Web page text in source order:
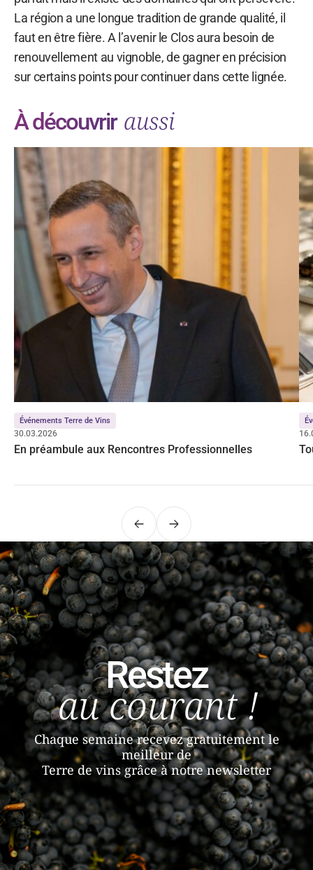
La région a une longue tradition de grande qualité, il
faut en être fière. A l’avenir le Clos aura besoin de
renouvellement au vignoble, de gagner en précision
sur certains points pour continuer dans cette lignée.
À découvrir aussi
Événements Terre de Vins
30.03.2026
En préambule aux Rencontres Professionnelles
PrécédentSuivant
Restez
au courant !
Chaque semaine recevez gratuitement le
meilleur de
Terre de vins grâce à notre newsletter